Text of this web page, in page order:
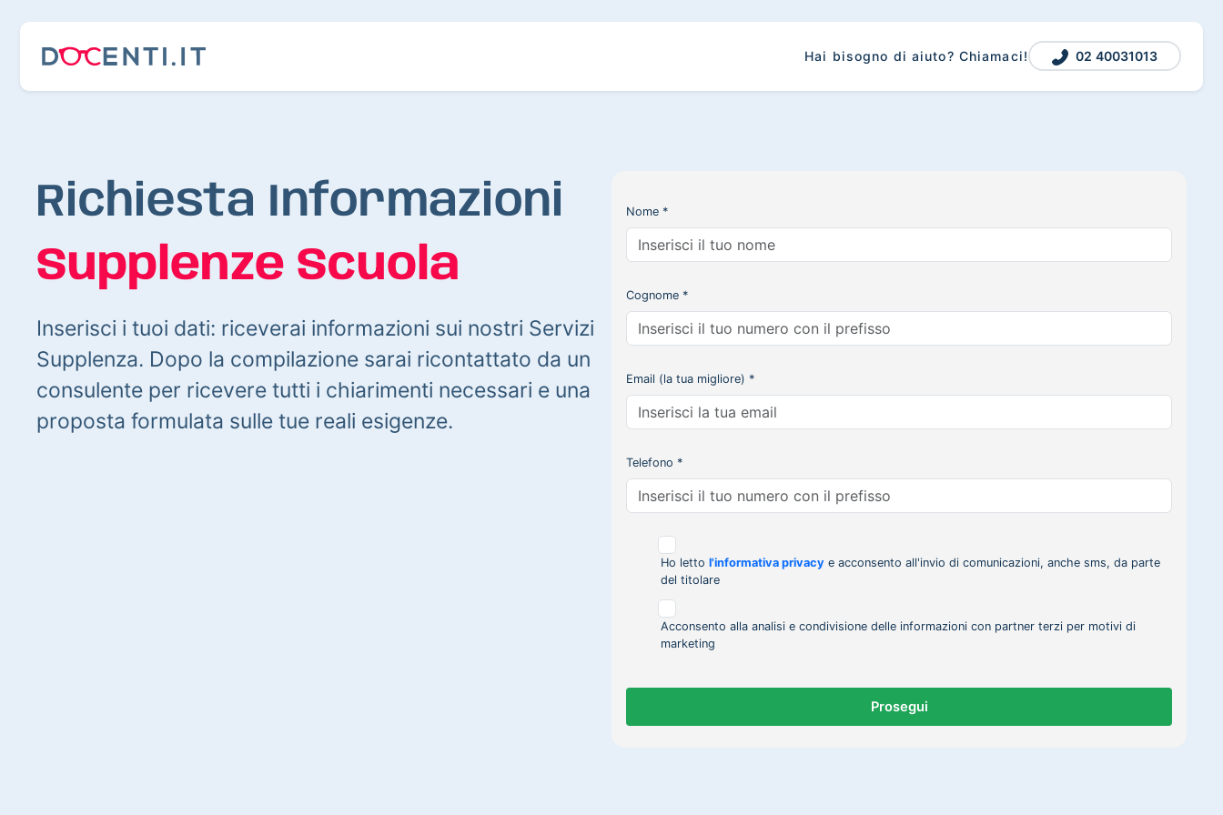
Hai bisogno di aiuto? Chiamaci! 02 40031013
Richiesta Informazioni
Supplenze Scuola
Inserisci i tuoi dati: riceverai informazioni sui nostri Servizi
Supplenza. Dopo la compilazione sarai ricontattato da un
consulente per ricevere tutti i chiarimenti necessari e una
proposta formulata sulle tue reali esigenze.
Nome *
Cognome *
Email (la tua migliore) *
Telefono *
Ho letto l'informativa privacy e acconsento all'invio di comunicazioni, anche sms, da parte
del titolare
Acconsento alla analisi e condivisione delle informazioni con partner terzi per motivi di
marketing